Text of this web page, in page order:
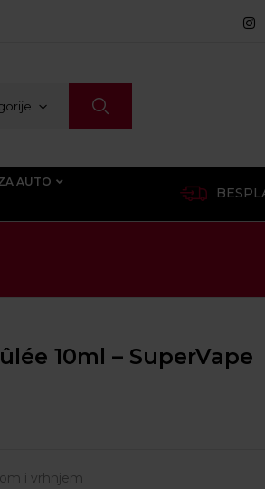
AUTO
10ml – SuperVape
i vrhnjem